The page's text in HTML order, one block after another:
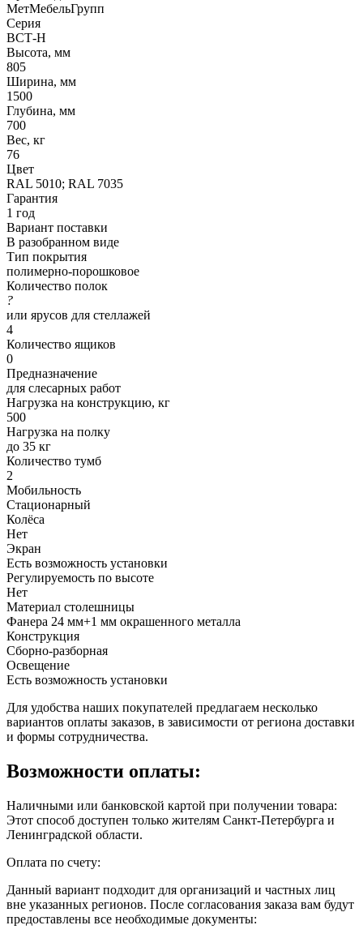
МетМебельГрупп
Серия
ВСТ-Н
Высота, мм
805
Ширина, мм
1500
Глубина, мм
700
Вес, кг
76
Цвет
RAL 5010; RAL 7035
Гарантия
1 год
Вариант поставки
В разобранном виде
Тип покрытия
полимерно-порошковое
Количество полок
?
или ярусов для стеллажей
4
Количество ящиков
0
Предназначение
для слесарных работ
Нагрузка на конструкцию, кг
500
Нагрузка на полку
до 35 кг
Количество тумб
2
Мобильность
Стационарный
Колёса
Нет
Экран
Есть возможность установки
Регулируемость по высоте
Нет
Материал столешницы
Фанера 24 мм+1 мм окрашенного металла
Конструкция
Сборно-разборная
Освещение
Есть возможность установки
Для удобства наших покупателей предлагаем несколько
вариантов оплаты заказов, в зависимости от региона доставки
и формы сотрудничества.
Возможности оплаты:
Наличными или банковской картой при получении товара:
Этот способ доступен только жителям Санкт-Петербурга и
Ленинградской области.
Оплата по счету:
Данный вариант подходит для организаций и частных лиц
вне указанных регионов. После согласования заказа вам будут
предоставлены все необходимые документы: